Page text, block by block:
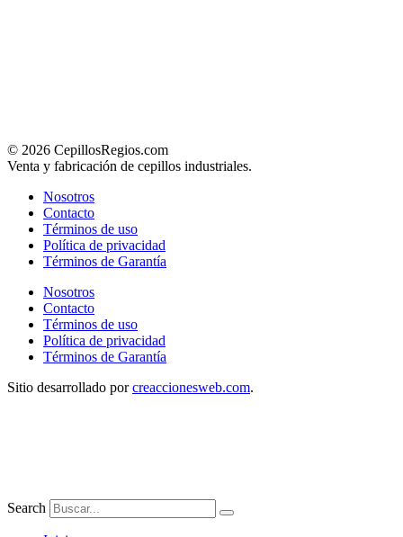
© 2026 CepillosRegios.com
Venta y fabricación de cepillos industriales.
Nosotros
Contacto
Términos de uso
Política de privacidad
Términos de Garantía
Nosotros
Contacto
Términos de uso
Política de privacidad
Términos de Garantía
Sitio desarrollado porcreaccionesweb.com.
Search